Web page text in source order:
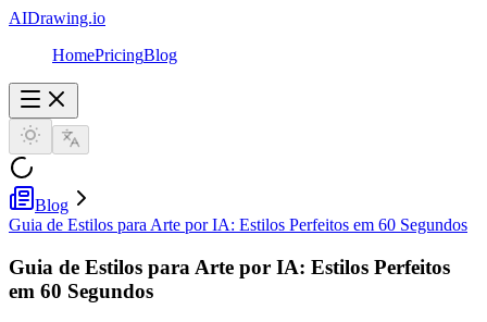
AIDrawing.io
HomePricingBlog
Blog
Guia de Estilos para Arte por IA: Estilos Perfeitos em 60 Segundos
Guia de Estilos para Arte por IA: Estilos Perfeitos
em 60 Segundos